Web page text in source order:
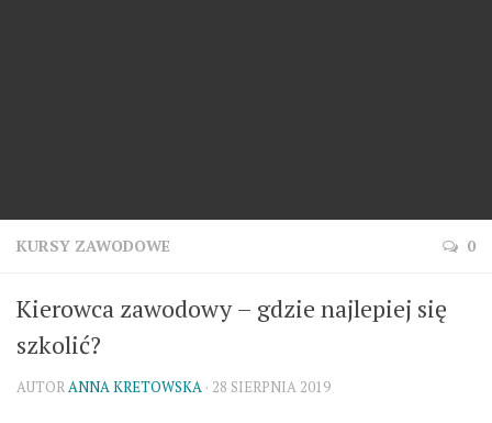
KURSY ZAWODOWE 0
Kierowca zawodowy – gdzie najlepiej się
szkolić?
AUTORANNA KRETOWSKA · 28 SIERPNIA 2019